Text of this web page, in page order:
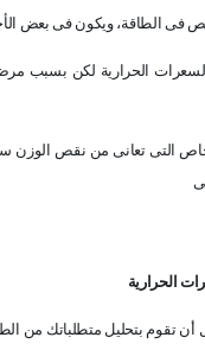
فى الطاقة، ويكون فى بعض
السعرات الحرارية لكن
التى تعانى من نقص الوزن
الحرارية
أن تقوم بتحليل متطلباتك من